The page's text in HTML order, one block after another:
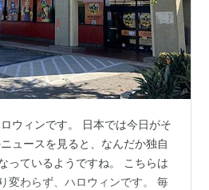
ウィンです。 日本では今日がそ
ュースを見ると、なんだか独自
っているようですね。 こちらは
変わらず、ハロウィンです。 毎